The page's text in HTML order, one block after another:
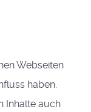
Webseiten
haben.
Inhalte auch